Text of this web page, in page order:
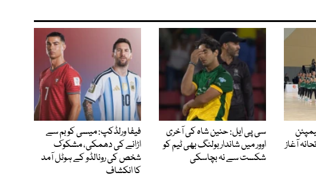
آغاز
سی پی ایل: حنین شاہ کی آخری
اوور میں شاندار بولنگ بھی ٹیم کو
شکست سے نہ بچاسکی
فیفا ورلڈکپ: میسی کو بم سے
اڑانے کی دھمکی، مشکوک
شخص کی رونالڈو کے ہوٹل آمد
کا انکشاف